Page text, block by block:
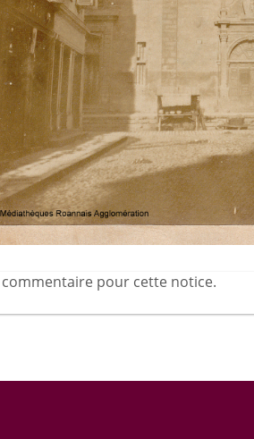
commentaire pour cette notice.